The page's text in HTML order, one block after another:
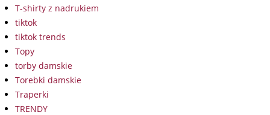
T-shirty z nadrukiem
tiktok
tiktok trends
Topy
torby damskie
Torebki damskie
Traperki
TRENDY